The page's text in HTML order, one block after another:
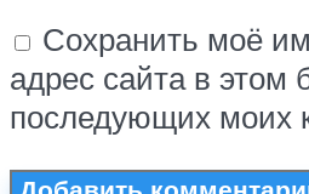
Сохранить моё
адрес сайта в этом
последующих моих